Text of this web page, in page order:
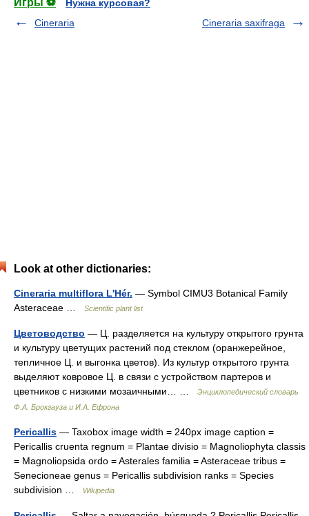
Игры ⚽
Нужна курсовая?
Cineraria
Cineraria saxifraga
Look at other dictionaries:
Cineraria multiflora L'Hér. — Symbol CIMU3 Botanical Family
Asteraceae …
Scientific plant list
Цветоводство — Ц. разделяется на культуру открытого грунта
и культуру цветущих растений под стеклом (оранжерейное,
тепличное Ц. и выгонка цветов). Из культур открытого грунта
выделяют ковровое Ц. в связи с устройством партеров и
цветников с низкими мозаичными… …
Энциклопедический словарь
Ф.А. Брокгауза и И.А. Ефрона
Pericallis — Taxobox image width = 240px image caption =
Pericallis cruenta regnum = Plantae divisio = Magnoliophyta classis
= Magnoliopsida ordo = Asterales familia = Asteraceae tribus =
Senecioneae genus = Pericallis subdivision ranks = Species
subdivision …
Wikipedia